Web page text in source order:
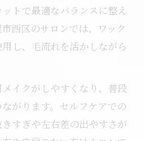
トで最適なバランスに整え
西区のサロンでは、ワック
し、毛流れを活かしながら
イクがしやすくなり、普段
がります。セルフケアでの
すぎや左右差の出やすさが